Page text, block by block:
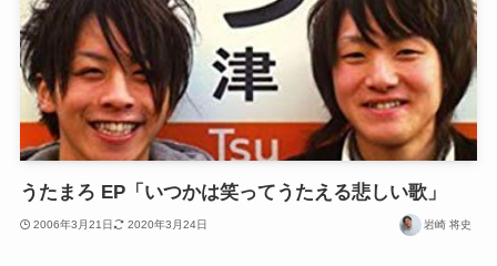
うたまろ EP「いつかは笑ってうたえる悲しい歌」
2006年3月21日 2020年3月24日 岩崎 将史